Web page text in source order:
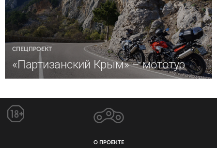
СПЕЦПРОЕКТ
«Партизанский Крым» – мототур
О ПРОЕКТЕ